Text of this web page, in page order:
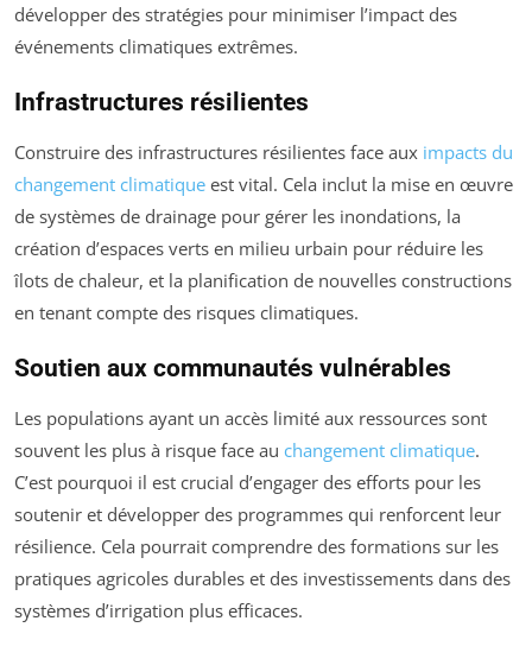
développer des stratégies pour minimiser l’impact des
événements climatiques extrêmes.
Infrastructures résilientes
Construire des infrastructures résilientes face aux impacts du
changement climatique est vital. Cela inclut la mise en œuvre
de systèmes de drainage pour gérer les inondations, la
création d’espaces verts en milieu urbain pour réduire les
îlots de chaleur, et la planification de nouvelles constructions
en tenant compte des risques climatiques.
Soutien aux communautés vulnérables
Les populations ayant un accès limité aux ressources sont
souvent les plus à risque face au changement climatique.
C’est pourquoi il est crucial d’engager des efforts pour les
soutenir et développer des programmes qui renforcent leur
résilience. Cela pourrait comprendre des formations sur les
pratiques agricoles durables et des investissements dans des
systèmes d’irrigation plus efficaces.